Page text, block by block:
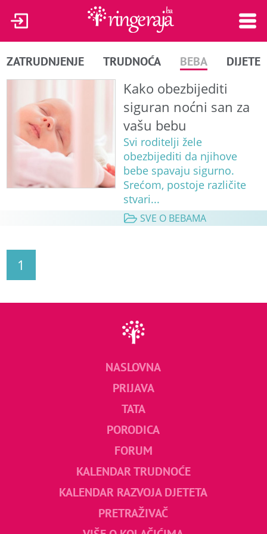
ZATRUDNJENJE TRUDNOĆA BEBA DIJETE
Kako obezbijediti
siguran noćni san za
vašu bebu
Svi roditelji žele
obezbijediti da njihove
bebe spavaju sigurno.
Srećom, postoje različite
stvari...
SVE O BEBAMA
1
NASLOVNA
PRIJAVA
TATA
PORODICA
FORUM
KALENDAR TRUDNOĆE
KALENDAR RAZVOJA DJETETA
PRETRAŽIVAČ